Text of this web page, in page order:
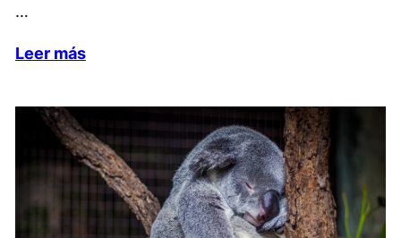
…
Leer más